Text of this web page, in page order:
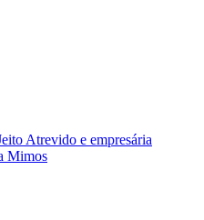
Atrevido e empresária
Mimos